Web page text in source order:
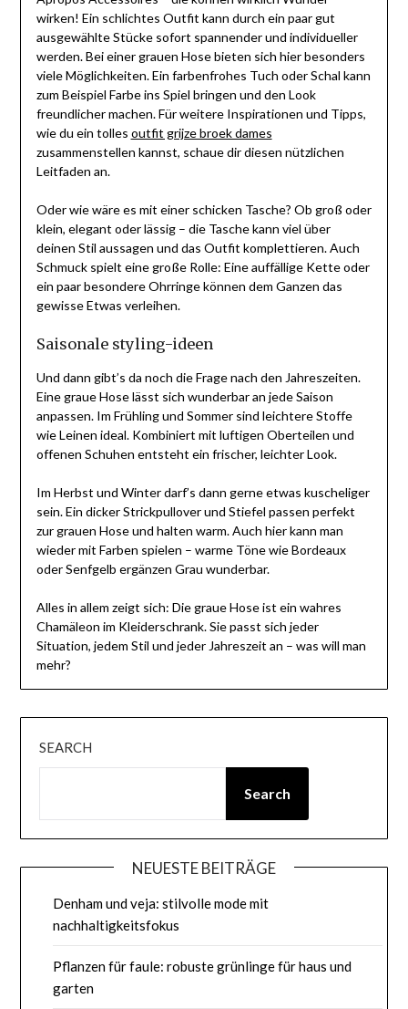
wirken! Ein schlichtes Outfit kann durch ein paar gut
ausgewählte Stücke sofort spannender und individueller
werden. Bei einer grauen Hose bieten sich hier besonders
viele Möglichkeiten. Ein farbenfrohes Tuch oder Schal kann
zum Beispiel Farbe ins Spiel bringen und den Look
freundlicher machen. Für weitere Inspirationen und Tipps,
wie du ein tolles outfit grijze broek dames
zusammenstellen kannst, schaue dir diesen nützlichen
Leitfaden an.
Oder wie wäre es mit einer schicken Tasche? Ob groß oder
klein, elegant oder lässig – die Tasche kann viel über
deinen Stil aussagen und das Outfit komplettieren. Auch
Schmuck spielt eine große Rolle: Eine auffällige Kette oder
ein paar besondere Ohrringe können dem Ganzen das
gewisse Etwas verleihen.
Saisonale styling-ideen
Und dann gibt’s da noch die Frage nach den Jahreszeiten.
Eine graue Hose lässt sich wunderbar an jede Saison
anpassen. Im Frühling und Sommer sind leichtere Stoffe
wie Leinen ideal. Kombiniert mit luftigen Oberteilen und
offenen Schuhen entsteht ein frischer, leichter Look.
Im Herbst und Winter darf’s dann gerne etwas kuscheliger
sein. Ein dicker Strickpullover und Stiefel passen perfekt
zur grauen Hose und halten warm. Auch hier kann man
wieder mit Farben spielen – warme Töne wie Bordeaux
oder Senfgelb ergänzen Grau wunderbar.
Alles in allem zeigt sich: Die graue Hose ist ein wahres
Chamäleon im Kleiderschrank. Sie passt sich jeder
Situation, jedem Stil und jeder Jahreszeit an – was will man
mehr?
SEARCH
Search
NEUESTE BEITRÄGE
Denham und veja: stilvolle mode mit
nachhaltigkeitsfokus
Pflanzen für faule: robuste grünlinge für haus und
garten